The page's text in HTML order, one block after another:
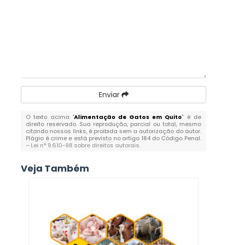
Enviar
O texto acima "Alimentação de Gatos em Quito" é de
direito reservado. Sua reprodução, parcial ou total, mesmo
citando nossos links, é proibida sem a autorização do autor.
Plágio é crime e está previsto no artigo 184 do Código Penal.
– Lei n° 9.610-98 sobre direitos autorais.
Veja Também